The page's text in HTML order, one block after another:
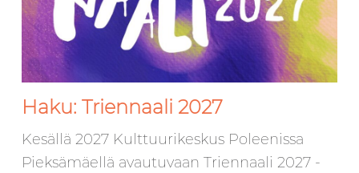
Haku: Triennaali 2027
Kesällä 2027 Kulttuurikeskus Poleenissa
Pieksämäellä avautuvaan Triennaali 2027 -